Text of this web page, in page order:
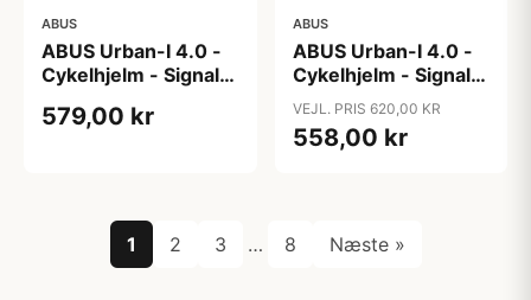
ABUS
ABUS Urban-I 4.0 -
Cykelhjelm - Signal
579,00 kr
ABUS
ABUS Urban-I 4.0 -
Cykelhjelm - Signal
Yellow - XL
VEJL. PRIS 620,00 KR
558,00 kr
1 2 3 … 8 Næste »